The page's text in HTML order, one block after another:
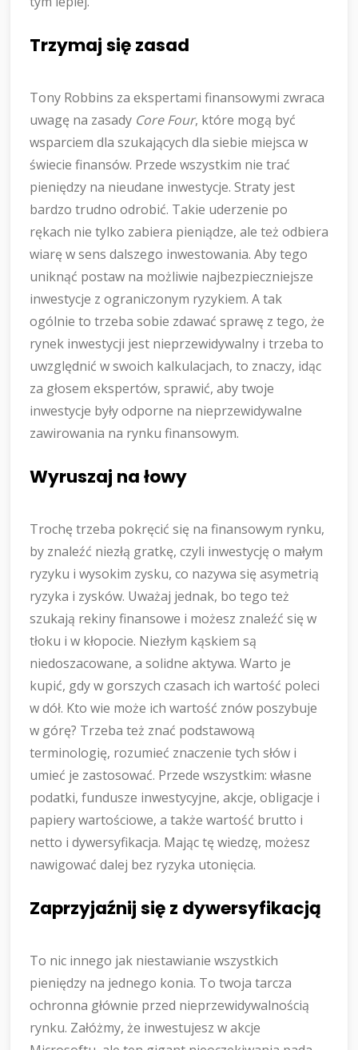
Trzymaj się zasad
Tony Robbins za ekspertami finansowymi zwraca
uwagę na zasady Core Four, które mogą być
wsparciem dla szukających dla siebie miejsca w
świecie finansów. Przede wszystkim nie trać
pieniędzy na nieudane inwestycje. Straty jest
bardzo trudno odrobić. Takie uderzenie po
rękach nie tylko zabiera pieniądze, ale też odbiera
wiarę w sens dalszego inwestowania. Aby tego
uniknąć postaw na możliwie najbezpieczniejsze
inwestycje z ograniczonym ryzykiem. A tak
ogólnie to trzeba sobie zdawać sprawę z tego, że
rynek inwestycji jest nieprzewidywalny i trzeba to
uwzględnić w swoich kalkulacjach, to znaczy, idąc
za głosem ekspertów, sprawić, aby twoje
inwestycje były odporne na nieprzewidywalne
zawirowania na rynku finansowym.
Wyruszaj na łowy
Trochę trzeba pokręcić się na finansowym rynku,
by znaleźć niezłą gratkę, czyli inwestycję o małym
ryzyku i wysokim zysku, co nazywa się asymetrią
ryzyka i zysków. Uważaj jednak, bo tego też
szukają rekiny finansowe i możesz znaleźć się w
tłoku i w kłopocie. Niezłym kąskiem są
niedoszacowane, a solidne aktywa. Warto je
kupić, gdy w gorszych czasach ich wartość poleci
w dół. Kto wie może ich wartość znów poszybuje
w górę? Trzeba też znać podstawową
terminologię, rozumieć znaczenie tych słów i
umieć je zastosować. Przede wszystkim: własne
podatki, fundusze inwestycyjne, akcje, obligacje i
papiery wartościowe, a także wartość brutto i
netto i dywersyfikacja. Mając tę wiedzę, możesz
nawigować dalej bez ryzyka utonięcia.
Zaprzyjaźnij się z dywersyfikacją
To nic innego jak niestawianie wszystkich
pieniędzy na jednego konia. To twoja tarcza
ochronna głównie przed nieprzewidywalnością
rynku. Załóżmy, że inwestujesz w akcje